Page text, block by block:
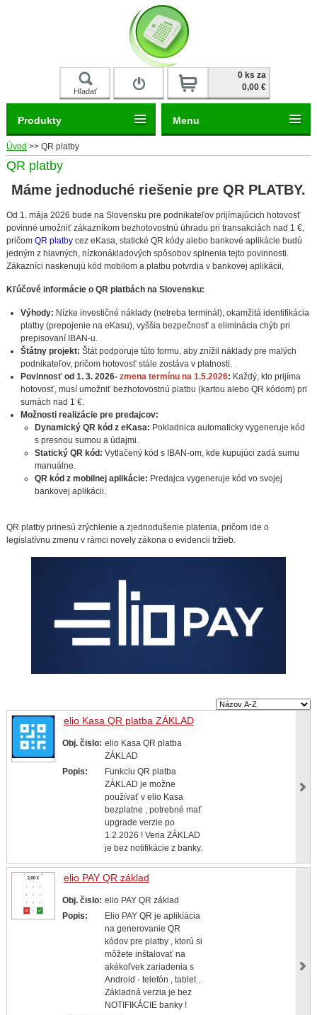
Hľadať
0 ks za
0,00 €
Úvod >> QR platby
QR platby
Máme jednoduché riešenie pre QR PLATBY.
Od 1. mája 2026 bude na Slovensku pre podnikateľov prijímajúcich hotovosť
povinné umožniť zákazníkom bezhotovostnú úhradu pri transakciách nad 1 €,
pričom QR platbycez eKasa, statické QR kódy alebo bankové aplikácie budú
jedným z hlavných, nízkonákladových spôsobov splnenia tejto povinnosti.
Zákazníci naskenujú kód mobilom a platbu potvrdia v bankovej aplikácii,
Kľúčové informácie o QR platbách na Slovensku:
Výhody: Nízke investičné náklady (netreba terminál), okamžitá identifikácia
platby (prepojenie na eKasu), vyššia bezpečnosť a eliminácia chýb pri
prepisovaní IBAN-u.
Štátny projekt: Štát podporuje túto formu, aby znížil náklady pre malých
podnikateľov, pričom hotovosť stále zostáva v platnosti.
Povinnosť od 1. 3. 2026- zmena termínu na 1.5.2026: Každý, kto prijíma
hotovosť, musí umožniť bezhotovostnú platbu (kartou alebo QR kódom) pri
sumách nad 1 €.
Možnosti realizácie pre predajcov:
Dynamický QR kód z eKasa: Pokladnica automaticky vygeneruje kód
s presnou sumou a údajmi.
Statický QR kód: Vytlačený kód s IBAN-om, kde kupujúci zadá sumu
manuálne.
QR kód z mobilnej aplikácie: Predajca vygeneruje kód vo svojej
bankovej aplikácii.
QR platby prinesú zrýchlenie a zjednodušenie platenia, pričom ide o
legislatívnu zmenu v rámci novely zákona o evidencii tržieb.
elio Kasa QR platba ZÁKLAD
Obj. čislo: elio Kasa QR platba
ZÁKLAD
Popis:
Funkciu QR platba
ZÁKLAD je možne
používať v elio Kasa
bezplatne , potrebné mať
upgrade verzie po
1.2.2026 ! Veria ZÁKLAD
je bez notifikácie z banky.
elio PAY QR základ
Obj. čislo: elio PAY QR základ
Popis:
Elio PAY QR je aplikíácia
na generovanie QR
kódov pre platby , ktorú si
môžete inštalovať na
akékoľvek zariadenia s
Android - telefón , tablet .
Základná verzia je bez
NOTIFIKÁCIE banky !
Produkty Menu